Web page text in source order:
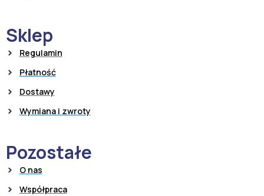
Sklep
Regulamin
Płatność
Dostawy
Wymiana i zwroty
Pozostałe
O nas
Współpraca